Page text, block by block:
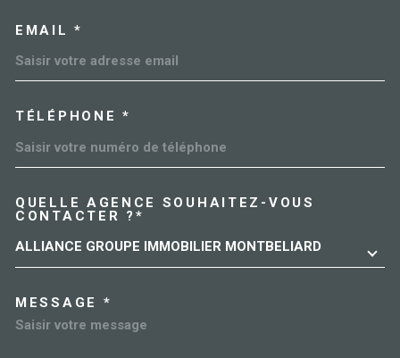
EMAIL *
TÉLÉPHONE *
QUELLE AGENCE SOUHAITEZ-VOUS
CONTACTER ?*
ALLIANCE GROUPE IMMOBILIER MONTBELIARD
MESSAGE *